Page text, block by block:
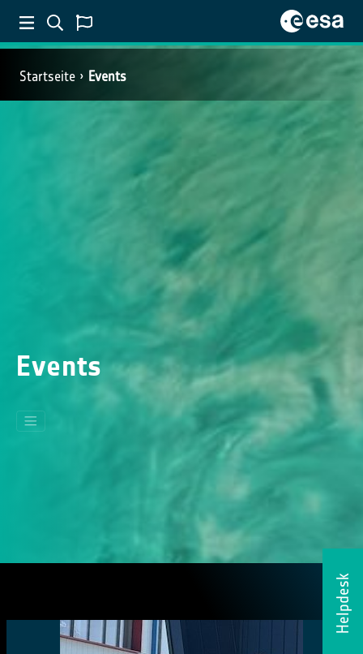
Startseite Events
Helpdesk
Events